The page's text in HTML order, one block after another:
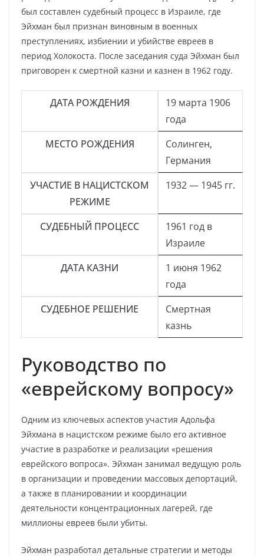
был составлен судебный процесс в Израиле, где
Эйхман был признан виновным в военных
преступлениях, избиении и убийстве евреев в
период Холокоста. После заседания суда Эйхман был
приговорен к смертной казни и казнен в 1962 году.
ДАТА РОЖДЕНИЯ
19 марта 1906
года
МЕСТО РОЖДЕНИЯ
Солинген,
Германия
УЧАСТИЕ В НАЦИСТСКОМ
РЕЖИМЕ
1932 — 1945 гг.
СУДЕБНЫЙ ПРОЦЕСС
1961 год в
Израиле
ДАТА КАЗНИ
1 июня 1962
года
СУДЕБНОЕ РЕШЕНИЕ
Смертная
казнь
Руководство по
«еврейскому вопросу»
Одним из ключевых аспектов участия Адольфа
Эйхмана в нацистском режиме было его активное
участие в разработке и реализации «решения
еврейского вопроса». Эйхман занимал ведущую роль
в организации и проведении массовых депортаций,
а также в планировании и координации
деятельности концентрационных лагерей, где
миллионы евреев были убиты.
Эйхман разработал детальные стратегии и методы